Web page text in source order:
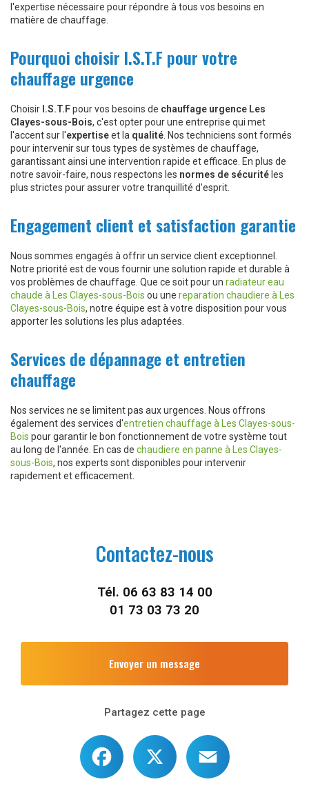
l'expertise nécessaire pour répondre à tous vos besoins en
matière de chauffage.
Pourquoi choisir I.S.T.F pour votre
chauffage urgence
Choisir I.S.T.Fpour vos besoins de chauffage urgence Les
Clayes-sous-Bois, c'est opter pour une entreprise qui met
l'accent sur l'expertiseet la qualité . Nos techniciens sont formés
pour intervenir sur tous types de systèmes de chauffage,
garantissant ainsi une intervention rapide et efficace. En plus de
notre savoir-faire, nous respectons les normes de sécurité les
plus strictes pour assurer votre tranquillité d'esprit.
Engagement client et satisfaction garantie
Nous sommes engagés à offrir un service client exceptionnel.
Notre priorité est de vous fournir une solution rapide et durable à
vos problèmes de chauffage. Que ce soit pour un radiateur eau
chaude à Les Clayes-sous-Bois ou une reparation chaudiere à Les
Clayes-sous-Bois, notre équipe est à votre disposition pour vous
apporter les solutions les plus adaptées.
Services de dépannage et entretien
chauffage
Nos services ne se limitent pas aux urgences. Nous offrons
également des services d'entretien chauffage à Les Clayes-sous-
Bois pour garantir le bon fonctionnement de votre système tout
au long de l'année. En cas de chaudiere en panne à Les Clayes-
sous-Bois, nos experts sont disponibles pour intervenir
rapidement et efficacement.
Contactez-nous
Tél. 06 63 83 14 00
01 73 03 73 20
Envoyer un message
Partagez cette page
Facebook